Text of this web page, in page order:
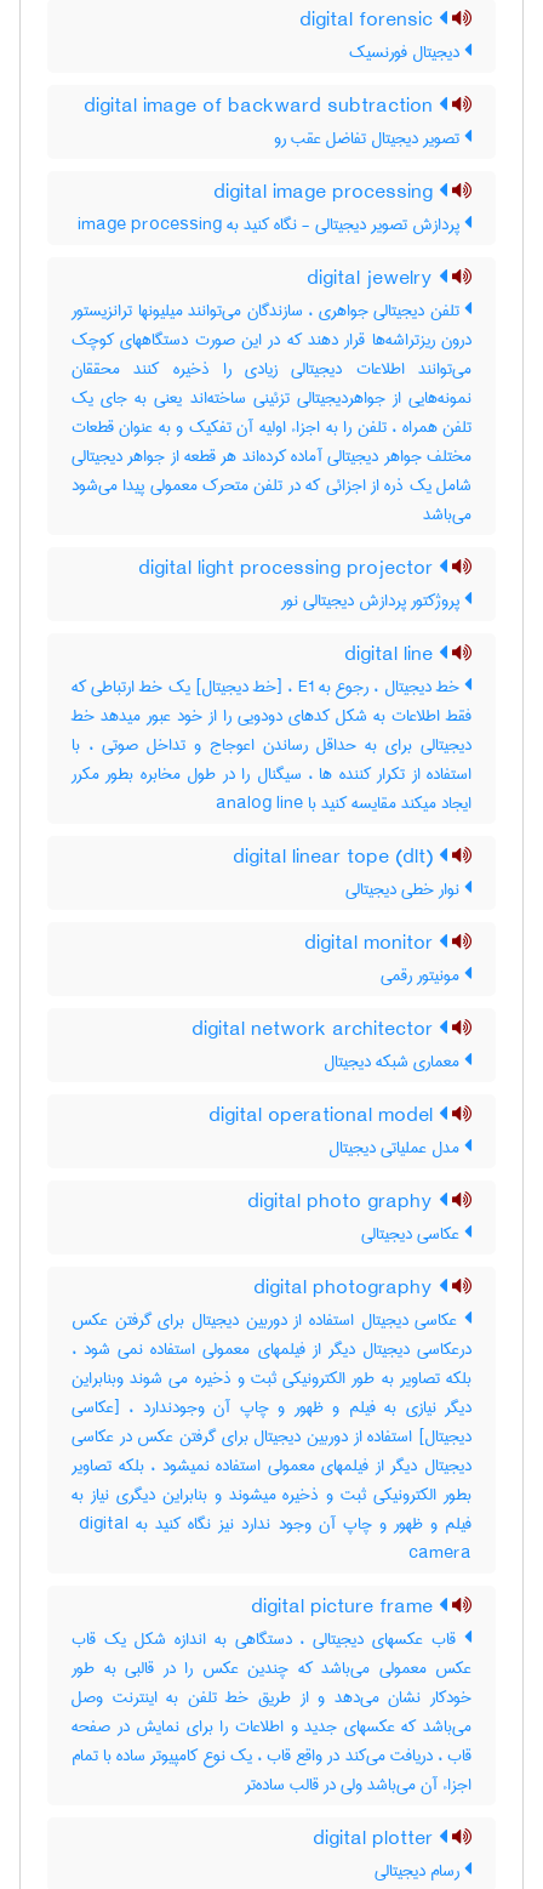
دیجیتال فورنسیک
تصویر دیجیتال تفاضل عقب رو
پردازش تصویر دیجیتالی - نگاه کنید به image processing
تلفن دیجیتالی جواهری ، سازندگان می‌توانند میلیونها ترانزیستور
درون ریزتراشه‌ها قرار دهند که در این صورت دستگاههای کوچک
می‌توانند اطلاعات دیجیتالی زیادی را ذخیره کنند محققان
نمونه‌هایی از جواهردیجیتالی تزئینی ساخته‌اند یعنی به جای یک
تلفن همراه ، تلفن را به اجزاء اولیه آن تفکیک و به عنوان قطعات
مختلف جواهر دیجیتالی آماده کرده‌اند هر قطعه از جواهر دیجیتالی
شامل یک ذره از اجزائی که در تلفن متحرک معمولی پیدا می‌شود
می‌باشد
پروژکتور پردازش دیجیتالی نور
خط دیجیتال ، رجوع به E1 ، [خط دیجیتال] یک خط ارتباطی که
فقط اطلاعات به شکل کدهای دودویی را از خود عبور میدهد خط
دیجیتالی برای به حداقل رساندن اعوجاج و تداخل صوتی ، با
استفاده از تکرار کننده ها ، سیگنال را در طول مخابره بطور مکرر
ایجاد میکند مقایسه کنید با ‎ analog line
نوار خطی دیجیتالی
مونیتور رقمی
معماری شبکه دیجیتال
مدل عملیاتی دیجیتال
عکاسی دیجیتالی
عکاسی دیجیتال استفاده از دوربین دیجیتال برای گرفتن عکس
درعکاسی دیجیتال دیگر از فیلمهای معمولی استفاده نمی شود ،
بلکه تصاویر به طور الکترونیکی ثبت و ذخیره می شوند وبنابراین
دیگر نیازی به فیلم و ظهور و چاپ آن وجودندارد ، [عکاسی
دیجیتال] استفاده از دوربین دیجیتال برای گرفتن عکس در عکاسی
دیجیتال دیگر از فیلمهای معمولی استفاده نمیشود ، بلکه تصاویر
بطور الکترونیکی ثبت و ذخیره میشوند و بنابراین دیگری نیاز به
فیلم و ظهور و چاپ آن وجود ندارد نیز نگاه کنید به ‎ digital
camera
قاب عکسهای دیجیتالی ، دستگاهی به اندازه شکل یک قاب
عکس معمولی می‌باشد که چندین عکس را در قالبی به طور
خودکار نشان می‌دهد و از طریق خط تلفن به اینترنت وصل
می‌باشد که عکسهای جدید و اطلاعات را برای نمایش در صفحه
قاب ، دریافت می‌کند در واقع قاب ، یک نوع کامپیوتر ساده با تمام
اجزاء آن می‌باشد ولی در قالب ساده‌تر
رسام دیجیتالی